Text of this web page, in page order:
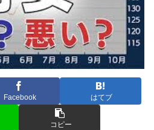
Facebook はてブ
コピー